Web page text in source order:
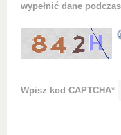
wypełnić dane
Wpisz kod CAPTCHA*